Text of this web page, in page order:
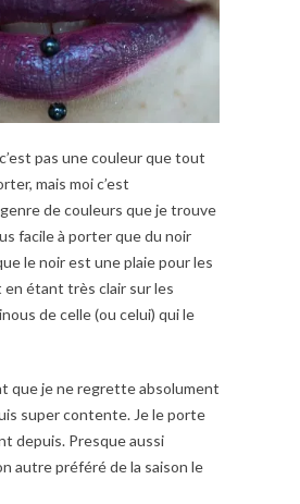
pas une couleur que tout
mais moi c’est
de couleurs que je trouve
facile à porter que du noir
le noir est une plaie pour les
étant très clair sur les
de celle (ou celui) qui le
que je ne regrette absolument
super contente. Je le porte
depuis. Presque aussi
autre préféré de la saison le